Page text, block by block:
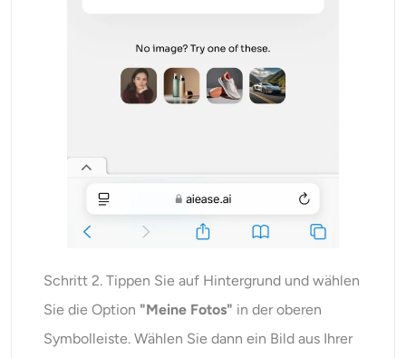
Schritt 2. Tippen Sie auf Hintergrund und wählen
Sie die Option "Meine Fotos" in der oberen
Symbolleiste. Wählen Sie dann ein Bild aus Ihrer